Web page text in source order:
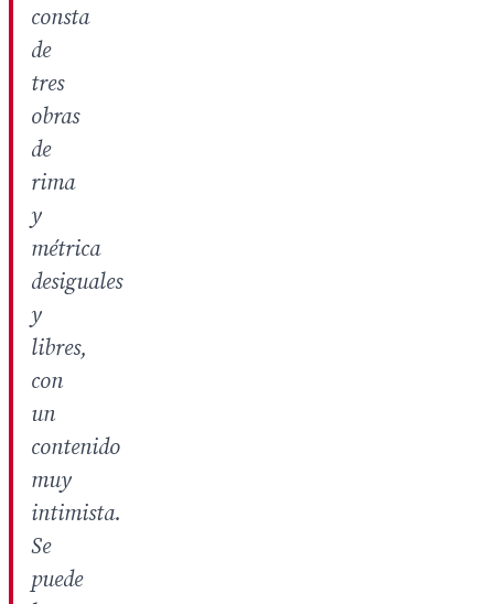
consta
de
tres
obras
de
rima
y
métrica
desiguales
y
libres,
con
un
contenido
muy
intimista.
Se
puede